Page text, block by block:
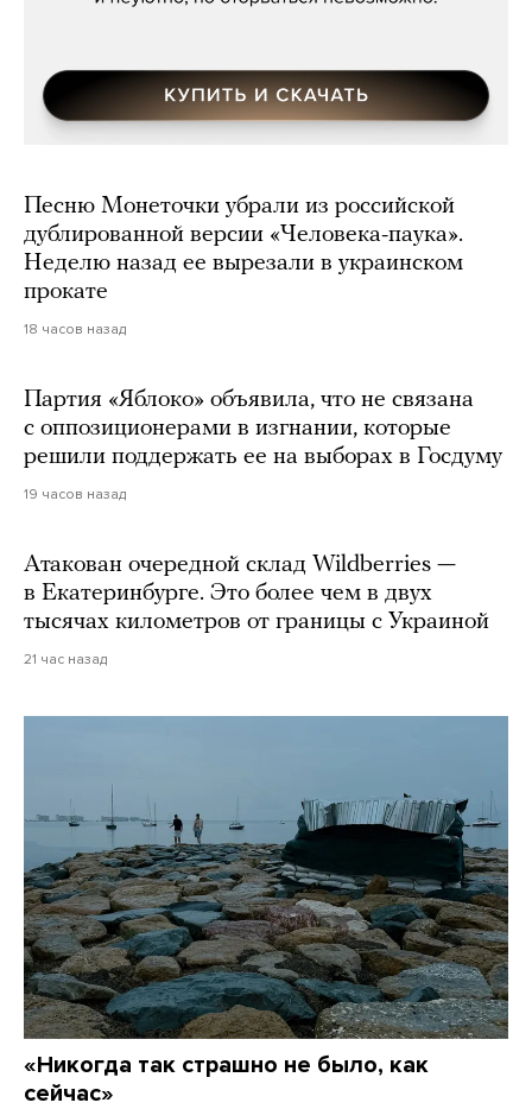
Песню Монеточки убрали из российской
дублированной версии «Человека-паука».
Неделю назад ее вырезали в украинском
прокате
18 часов назад
Партия «Яблоко» объявила, что не связана
с оппозиционерами в изгнании, которые
решили поддержать ее на выборах в Госдуму
19 часов назад
Атакован очередной склад Wildberries —
в Екатеринбурге. Это более чем в двух
тысячах километров от границы с Украиной
21 час назад
«Никогда так страшно не было, как
сейчас»